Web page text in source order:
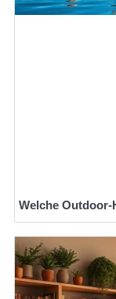
Welche Outdoor-